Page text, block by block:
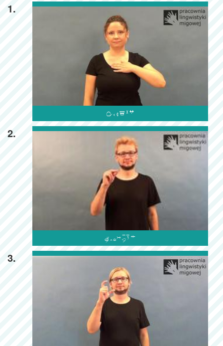
1.

2.

3.